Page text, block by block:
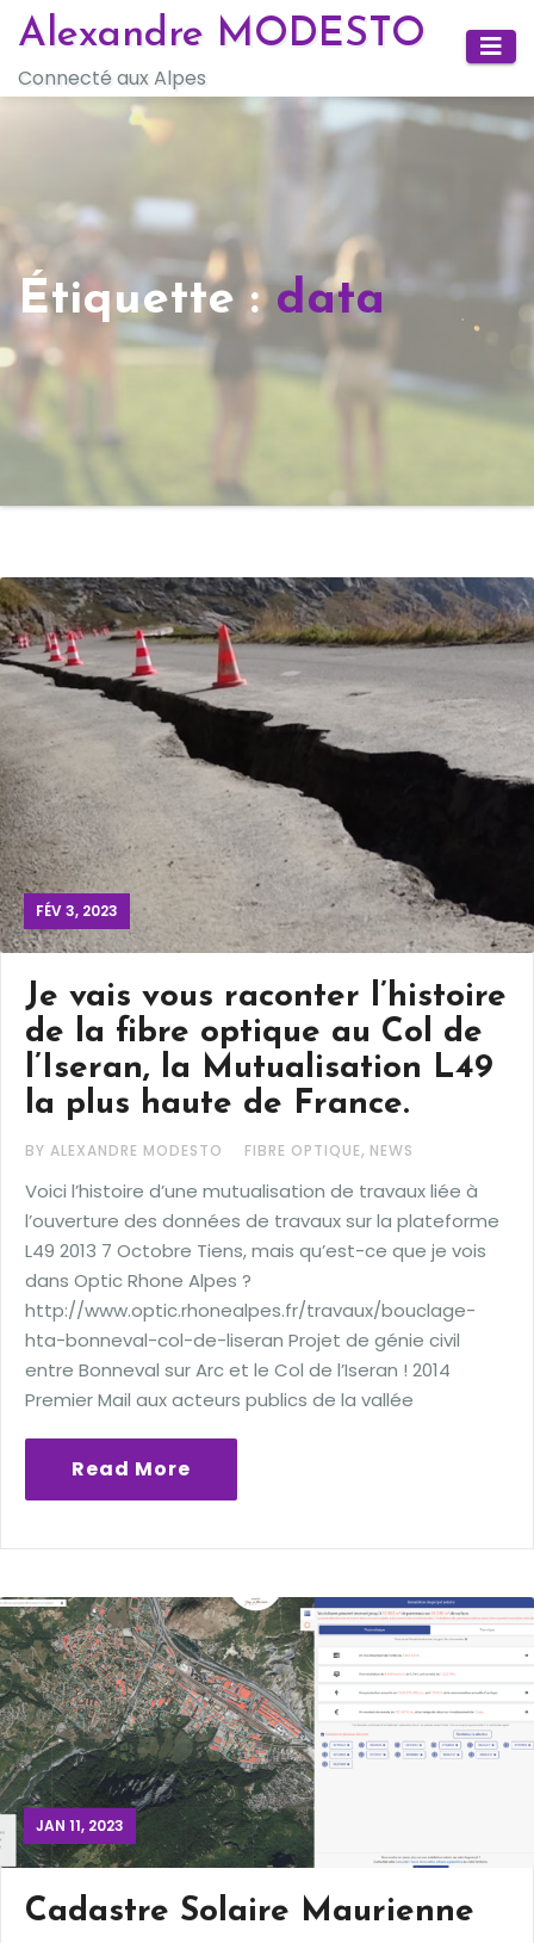
Skip
content
Alexandre MODESTO
Connecté aux Alpes
Étiquette : data
FÉV 3, 2023
Je vais vous raconter l’histoire
de la fibre optique au Col de
l’Iseran, la Mutualisation L49
la plus haute de France.
BY ALEXANDRE MODESTO FIBRE OPTIQUE, NEWS
Voici l’histoire d’une mutualisation de travaux liée à
l’ouverture des données de travaux sur la plateforme
L49 2013 7 Octobre Tiens, mais qu’est-ce que je vois
dans Optic Rhone Alpes ?
http://www.optic.rhonealpes.fr/travaux/bouclage-
hta-bonneval-col-de-liseran Projet de génie civil
entre Bonneval sur Arc et le Col de l’Iseran ! 2014
Premier Mail aux acteurs publics de la vallée
Read More
JAN 11, 2023
Cadastre Solaire Maurienne